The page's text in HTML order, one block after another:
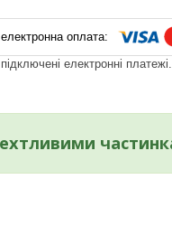
підключені електронні